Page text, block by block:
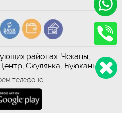
районах: Чеканы,
Скулянка, Буюканы
телефоне